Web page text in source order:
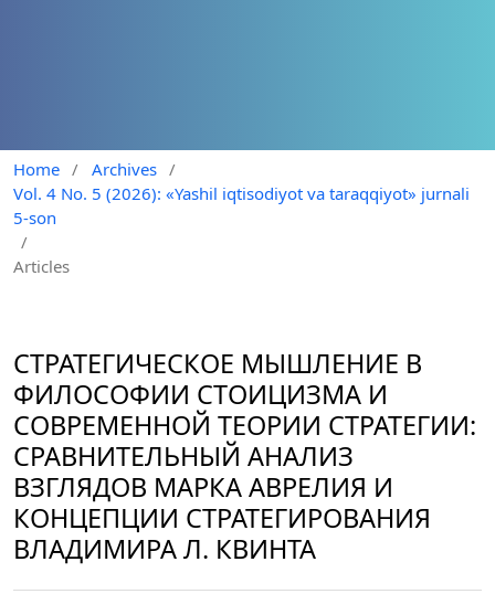
Home / Archives /
Vol. 4 No. 5 (2026): «Yashil iqtisodiyot va taraqqiyot» jurnali
5-son
/
Articles
СТРАТЕГИЧЕСКОЕ МЫШЛЕНИЕ В
ФИЛОСОФИИ СТОИЦИЗМА И
СОВРЕМЕННОЙ ТЕОРИИ СТРАТЕГИИ:
СРАВНИТЕЛЬНЫЙ АНАЛИЗ
ВЗГЛЯДОВ МАРКА АВРЕЛИЯ И
КОНЦЕПЦИИ СТРАТЕГИРОВАНИЯ
ВЛАДИМИРА Л. КВИНТА